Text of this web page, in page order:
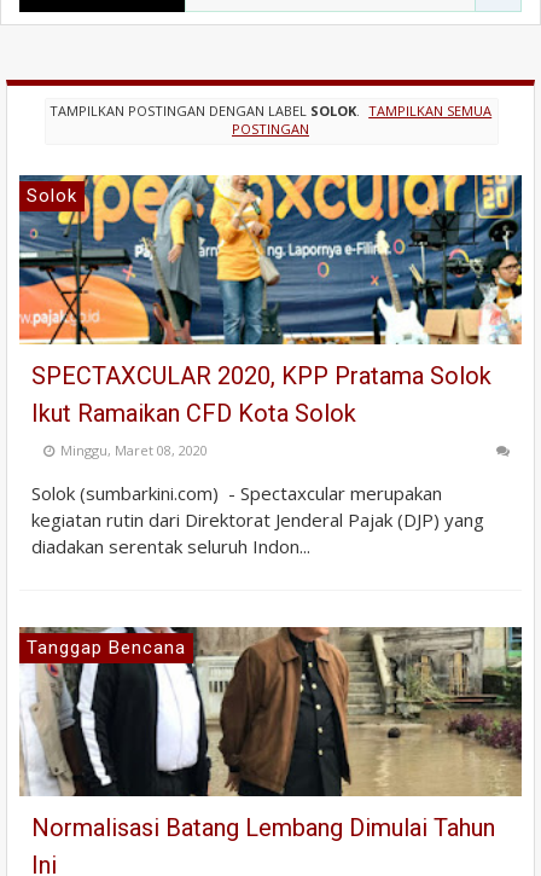
TAMPILKAN POSTINGAN DENGAN LABEL SOLOK. TAMPILKAN SEMUA
POSTINGAN
Solok
SPECTAXCULAR 2020, KPP Pratama Solok
Ikut Ramaikan CFD Kota Solok
Minggu, Maret 08, 2020
Solok (sumbarkini.com) - Spectaxcular merupakan
kegiatan rutin dari Direktorat Jenderal Pajak (DJP) yang
diadakan serentak seluruh Indon...
Tanggap Bencana
Normalisasi Batang Lembang Dimulai Tahun
Ini